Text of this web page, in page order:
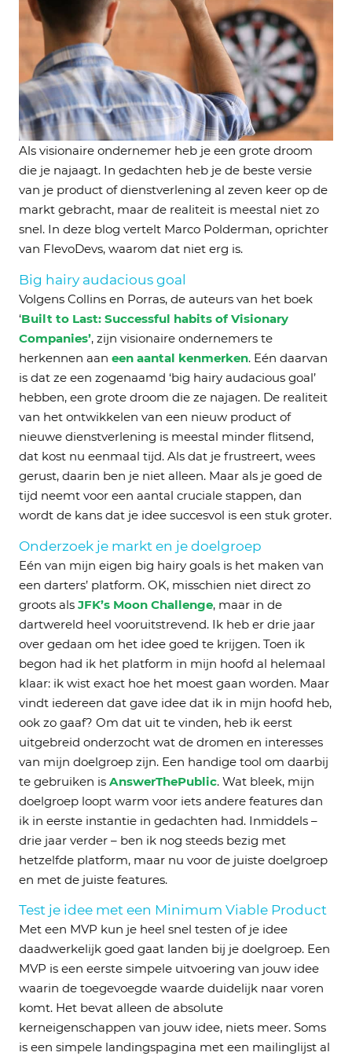
Als visionaire ondernemer heb je een grote droom
die je najaagt. In gedachten heb je de beste versie
van je product of dienstverlening al zeven keer op de
markt gebracht, maar de realiteit is meestal niet zo
snel. In deze blog vertelt Marco Polderman, oprichter
van FlevoDevs, waarom dat niet erg is.
Big hairy audacious goal
Volgens Collins en Porras, de auteurs van het boek
‘Built to Last: Successful habits of Visionary
Companies’, zijn visionaire ondernemers te
herkennen aan een aantal kenmerken. Eén daarvan
is dat ze een zogenaamd ‘big hairy audacious goal’
hebben, een grote droom die ze najagen. De realiteit
van het ontwikkelen van een nieuw product of
nieuwe dienstverlening is meestal minder flitsend,
dat kost nu eenmaal tijd. Als dat je frustreert, wees
gerust, daarin ben je niet alleen. Maar als je goed de
tijd neemt voor een aantal cruciale stappen, dan
wordt de kans dat je idee succesvol is een stuk groter.
Onderzoek je markt en je doelgroep
Eén van mijn eigen big hairy goals is het maken van
een darters’ platform. OK, misschien niet direct zo
groots als JFK’s Moon Challenge, maar in de
dartwereld heel vooruitstrevend. Ik heb er drie jaar
over gedaan om het idee goed te krijgen. Toen ik
begon had ik het platform in mijn hoofd al helemaal
klaar: ik wist exact hoe het moest gaan worden. Maar
vindt iedereen dat gave idee dat ik in mijn hoofd heb,
ook zo gaaf? Om dat uit te vinden, heb ik eerst
uitgebreid onderzocht wat de dromen en interesses
van mijn doelgroep zijn. Een handige tool om daarbij
te gebruiken is AnswerThePublic. Wat bleek, mijn
doelgroep loopt warm voor iets andere features dan
ik in eerste instantie in gedachten had. Inmiddels –
drie jaar verder – ben ik nog steeds bezig met
hetzelfde platform, maar nu voor de juiste doelgroep
en met de juiste features.
Test je idee met een Minimum Viable Product
Met een MVP kun je heel snel testen of je idee
daadwerkelijk goed gaat landen bij je doelgroep. Een
MVP is een eerste simpele uitvoering van jouw idee
waarin de toegevoegde waarde duidelijk naar voren
komt. Het bevat alleen de absolute
kerneigenschappen van jouw idee, niets meer. Soms
is een simpele landingspagina met een mailinglijst al